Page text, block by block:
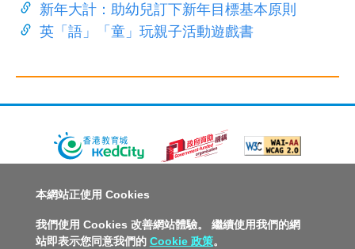
新年大計：助幼兒訂下新年目標基本原則
英「語」「童」玩親子活動遊戲書
人才招募
聯絡我們
私隱政策聲明 服務條款 版權及知識產權政策
本網站正使用 Cookies
我們使用 Cookies 改善網站體驗。 繼續使用我們的網
站即表示您同意我們的 Cookie 政策。